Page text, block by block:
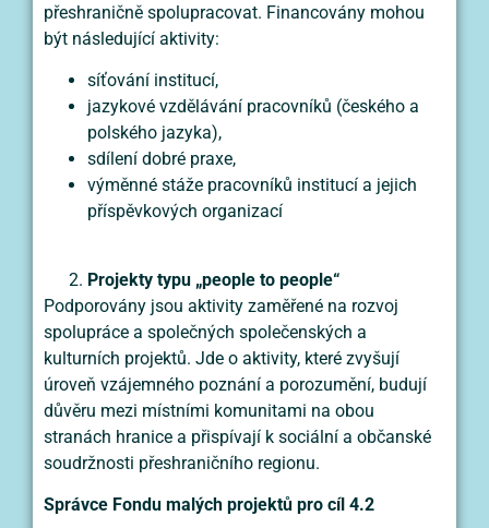
přeshraničně spolupracovat. Financovány mohou
být následující aktivity:
síťování institucí,
jazykové vzdělávání pracovníků (českého a
polského jazyka),
sdílení dobré praxe,
výměnné stáže pracovníků institucí a jejich
příspěvkových organizací
Projekty typu „people to people“
Podporovány jsou aktivity zaměřené na rozvoj
spolupráce a společných společenských a
kulturních projektů. Jde o aktivity, které zvyšují
úroveň vzájemného poznání a porozumění, budují
důvěru mezi místními komunitami na obou
stranách hranice a přispívají k sociální a občanské
soudržnosti přeshraničního regionu.
Správce Fondu malých projektů pro cíl 4.2